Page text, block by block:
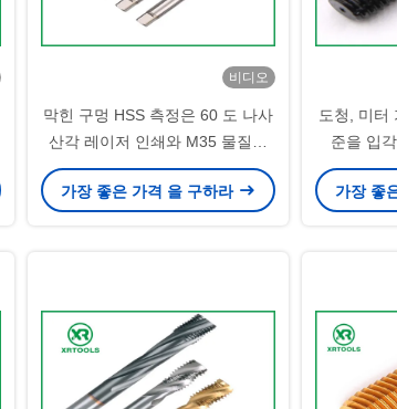
비디오
막힌 구멍 HSS 측정은 60 도 나사
산각 레이저 인쇄와 M35 물질을
타진합니다
가장 좋은 가격 을 구하라
도청, 미터
준을 입
가장 좋